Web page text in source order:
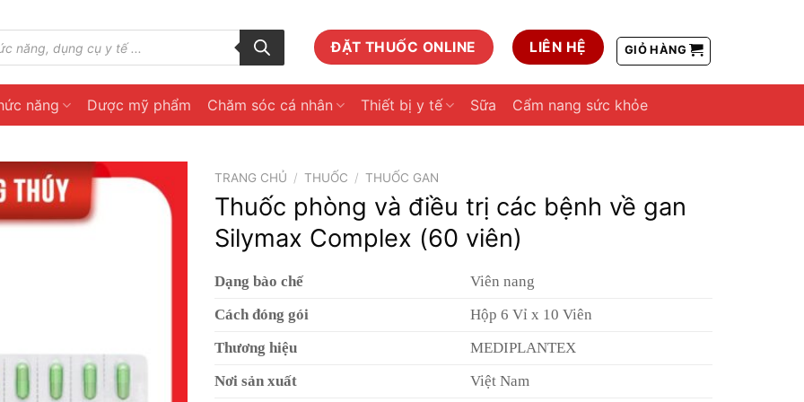
ĐẶT THUỐC ONLINE LIÊN HỆ GIỎ HÀNG
năng Dược mỹ phẩm Chăm sóc cá nhân Thiết bị y tế Sữa Cẩm nang sức khỏe
TRANG CHỦ / THUỐC / THUỐC GAN
Thuốc phòng và điều trị các bệnh về gan
Silymax Complex (60 viên)
Dạng bào chế
Viên nang
Cách đóng gói
Hộp 6 Vỉ x 10 Viên
Thương hiệu
MEDIPLANTEX
Nơi sản xuất
Việt Nam